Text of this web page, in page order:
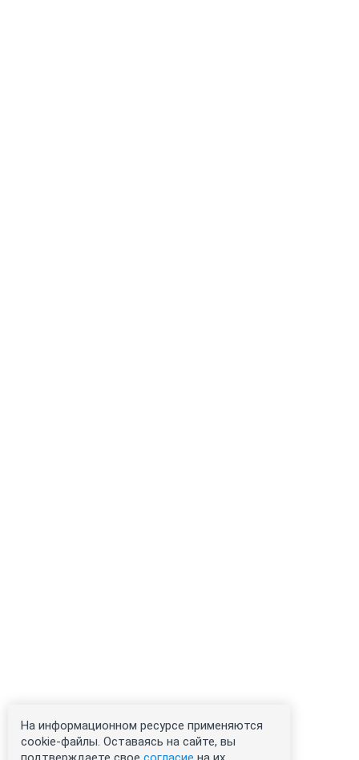
На информационном ресурсе применяются
cookie-файлы. Оставаясь на сайте, вы